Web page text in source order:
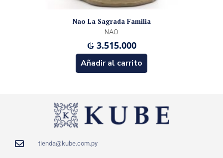
Nao La Sagrada Familia
NAO
₲3.515.000
Añadir al carrito
tienda@kube.com.py